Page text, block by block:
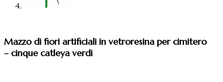
Mazzo di fiori artificiali in vetroresina per cimitero
– cinque catleya verdi